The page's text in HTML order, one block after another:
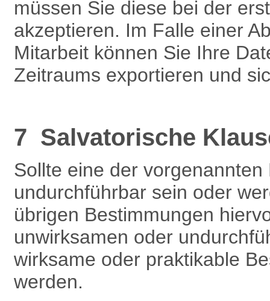
müssen Sie diese bei der
akzeptieren. Im Falle einer
Mitarbeit können Sie Ihre
Zeitraums exportieren und
7 Salvatorische
Sollte eine der
undurchführbar sein oder
übrigen Bestimmungen
unwirksamen oder
wirksame oder praktikable
werden.